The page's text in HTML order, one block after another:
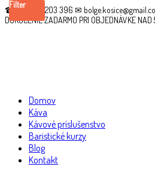
☎ +421 910 203 396 ✉
DORUČENIE ZADARMO PRI OBJEDNÁVKE
Domov
Káva
Kávové príslušenstvo
Baristické kurzy
Blog
Kontakt
Filter